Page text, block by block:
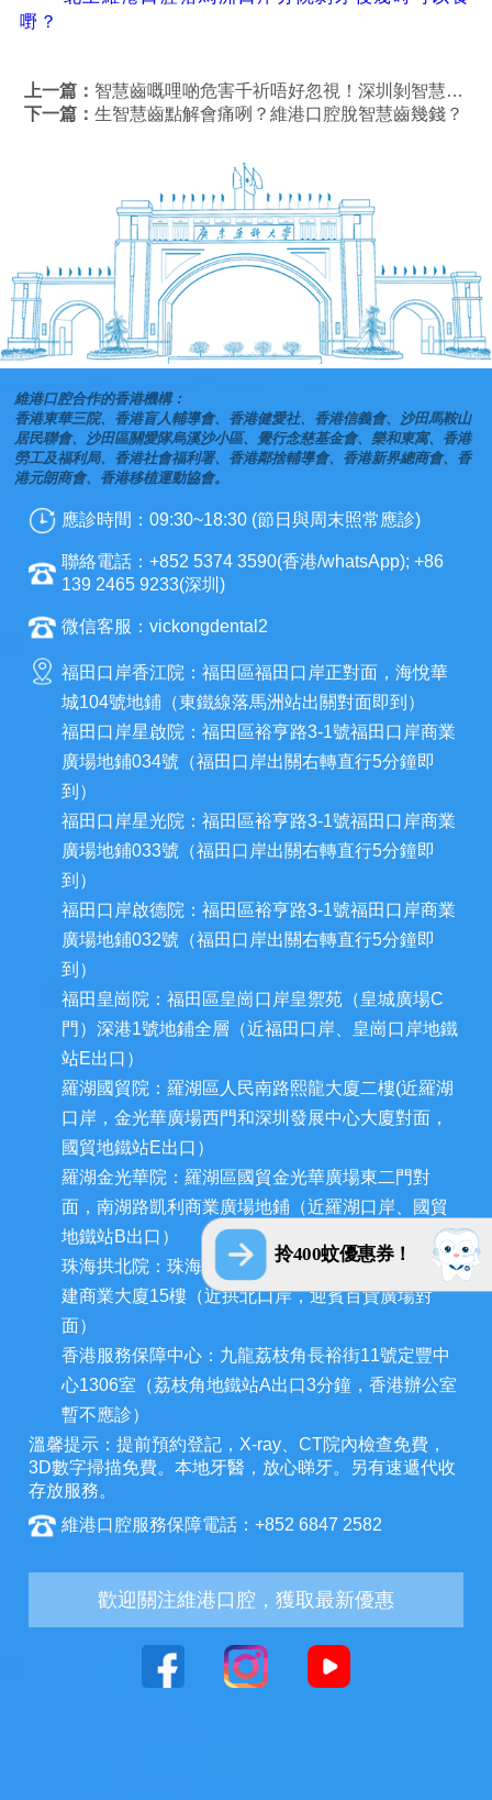
嘢？
上一篇： 智慧齒嘅哩啲危害千祈唔好忽視！深圳剝智慧齒介紹！
下一篇：生智慧齒點解會痛咧？維港口腔脫智慧齒幾錢？
拎400蚊優惠券！
維港口腔合作的香港機構：
香港東華三院、香港盲人輔導會、香港健愛社、香港信義會、沙田馬鞍山
居民聯會、沙田區關愛隊烏溪沙小區、覺行念慈基金會、樂和東寓、香港
勞工及福利局、香港社會福利署、香港鄰捨輔導會、香港新界總商會、香
港元朗商會、香港移植運動協會。
應診時間：09:30~18:30 (節日與周末照常應診)
聯絡電話：+852 5374 3590(香港/whatsApp); +86
139 2465 9233(深圳)
微信客服：vickongdental2
福田口岸香江院：福田區福田口岸正對面，海悅華
城104號地鋪（東鐵線落馬洲站出關對面即到）
福田口岸星啟院：福田區裕亨路3-1號福田口岸商業
廣場地鋪034號（福田口岸出關右轉直行5分鐘即
到）
福田口岸星光院：福田區裕亨路3-1號福田口岸商業
廣場地鋪033號（福田口岸出關右轉直行5分鐘即
到）
福田口岸啟德院：福田區裕亨路3-1號福田口岸商業
廣場地鋪032號（福田口岸出關右轉直行5分鐘即
到）
福田皇崗院：福田區皇崗口岸皇禦苑（皇城廣場C
門）深港1號地鋪全層（近福田口岸、皇崗口岸地鐵
站E出口）
羅湖國貿院：羅湖區人民南路熙龍大廈二樓(近羅湖
口岸，金光華廣場西門和深圳發展中心大廈對面，
國貿地鐵站E出口）
羅湖金光華院：羅湖區國貿金光華廣場東二門對
面，南湖路凱利商業廣場地鋪（近羅湖口岸、國貿
地鐵站B出口）
珠海拱北院：珠海市香洲區拱北迎賓南路1155號中
建商業大廈15樓（近拱北口岸，迎賓百貨廣場對
面）
香港服務保障中心：九龍荔枝角長裕街11號定豐中
心1306室（荔枝角地鐵站A出口3分鐘，香港辦公室
暫不應診）
溫馨提示：提前預約登記，X-ray、CT院內檢查免費，
3D數字掃描免費。本地牙醫，放心睇牙。另有速遞代收
存放服務。
維港口腔服務保障電話：+852 6847 2582
歡迎關注維港口腔，獲取最新優惠